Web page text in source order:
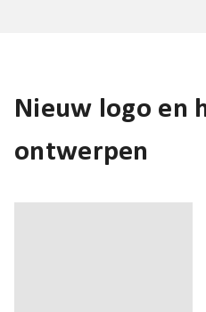
Nieuw logo en
ontwerpen